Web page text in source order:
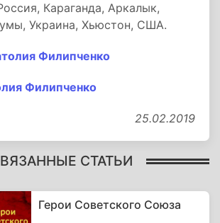
Караганда, Аркалык,
Украина, Хьюстон, США.
Филипченко
Филипченко
25.02.2019
СТАТЬИ
Герои Советского Союза